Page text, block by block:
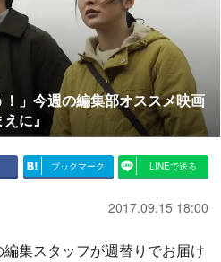
」今週の編集部オススメ映画
に』
ブックマーク LINEで送る
2017.09.15 18:00
集スタッフが週替りでお届け